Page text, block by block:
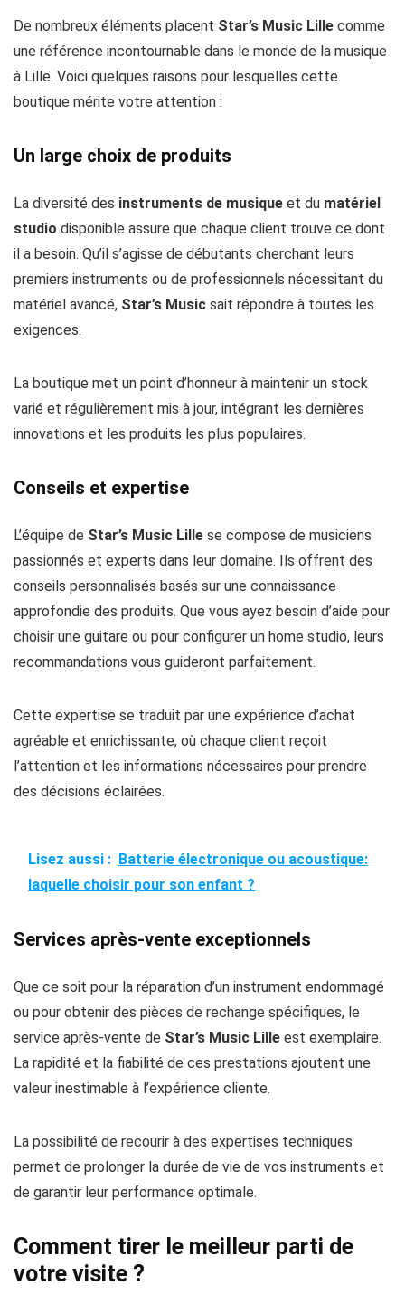
De nombreux éléments placent Star’s Music Lille comme
une référence incontournable dans le monde de la musique
à Lille. Voici quelques raisons pour lesquelles cette
boutique mérite votre attention :
Un large choix de produits
La diversité des instruments de musique et du matériel
studio disponible assure que chaque client trouve ce dont
il a besoin. Qu’il s’agisse de débutants cherchant leurs
premiers instruments ou de professionnels nécessitant du
matériel avancé, Star’s Music sait répondre à toutes les
exigences.
La boutique met un point d’honneur à maintenir un stock
varié et régulièrement mis à jour, intégrant les dernières
innovations et les produits les plus populaires.
Conseils et expertise
L’équipe de Star’s Music Lille se compose de musiciens
passionnés et experts dans leur domaine. Ils offrent des
conseils personnalisés basés sur une connaissance
approfondie des produits. Que vous ayez besoin d’aide pour
choisir une guitare ou pour configurer un home studio, leurs
recommandations vous guideront parfaitement.
Cette expertise se traduit par une expérience d’achat
agréable et enrichissante, où chaque client reçoit
l’attention et les informations nécessaires pour prendre
des décisions éclairées.
Lisez aussi : Batterie électronique ou acoustique:
laquelle choisir pour son enfant ?
Services après-vente exceptionnels
Que ce soit pour la réparation d’un instrument endommagé
ou pour obtenir des pièces de rechange spécifiques, le
service après-vente de Star’s Music Lille est exemplaire.
La rapidité et la fiabilité de ces prestations ajoutent une
valeur inestimable à l’expérience cliente.
La possibilité de recourir à des expertises techniques
permet de prolonger la durée de vie de vos instruments et
de garantir leur performance optimale.
Comment tirer le meilleur parti de
votre visite ?